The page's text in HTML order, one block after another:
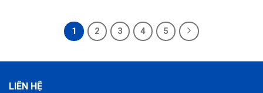
1 2 3 4 5
LIÊN HỆ